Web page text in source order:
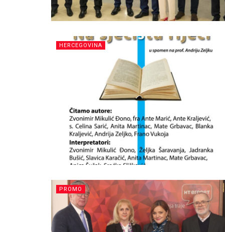
HERCEGOVINA
PROMO